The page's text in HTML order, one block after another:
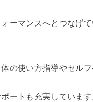
ーマンスへとつなげて
の使い方指導やセル
ートも充実しています